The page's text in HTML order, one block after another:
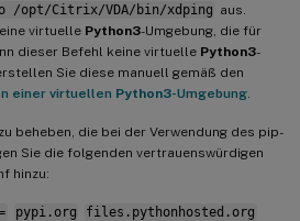
/opt/Citrix/VDA/bin/xdping aus.
virtuelle Python3-Umgebung, die für
dieser Befehl keine virtuelle Python3-
Sie diese manuell gemäß den
einer virtuellen Python3-Umgebung
beheben, die bei der Verwendung des pip-
Sie die folgenden vertrauenswürdigen
hinzu:
pypi.org files.pythonhosted.org